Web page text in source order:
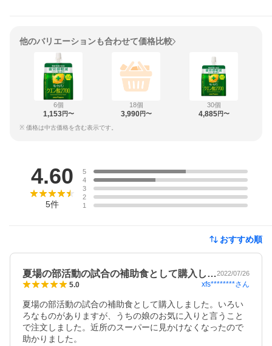
他のバリエーションも合わせて価格比較
6個
1,153円〜
18個
3,990円〜
30個
4,885円〜
※ 価格は中古価格を含む表示です。
4.60
5件
5
4
3
2
1
おすすめ順
夏場の部活動の試合の補助食として購入し…2022/07/26
5.0 xfs********さん
夏場の部活動の試合の補助食として購入しました。いろい
ろなものがありますが、うちの娘のお気に入りと言うこと
で注文しました。近所のスーパーに見かけなくなったので
助かりました。